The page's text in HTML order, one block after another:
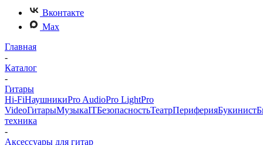
Вконтакте
Max
Главная
-
Каталог
-
Гитары
Hi-FiНаушникиPro AudioPro LightPro
VideoГитарыМузыкаITБезопасностьТеатрПериферияБукинист
техника
-
Аксессуары для гитар